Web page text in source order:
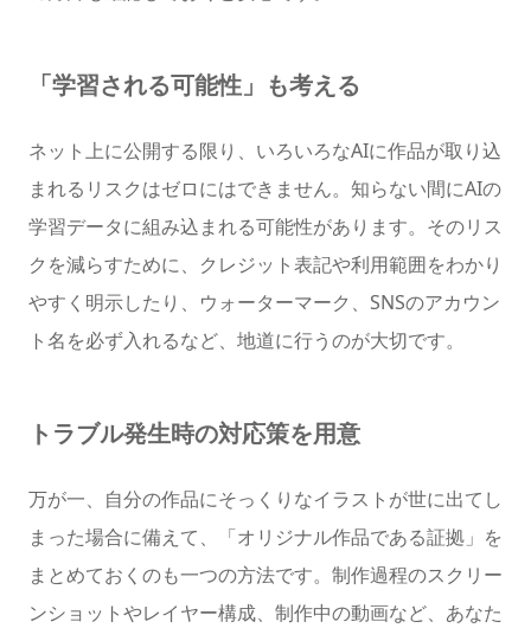
「学習される可能性」も考える
ネット上に公開する限り、いろいろなAIに作品が取り込
まれるリスクはゼロにはできません。知らない間にAIの
学習データに組み込まれる可能性があります。そのリス
クを減らすために、クレジット表記や利用範囲をわかり
やすく明示したり、ウォーターマーク、SNSのアカウン
ト名を必ず入れるなど、地道に行うのが大切です。
トラブル発生時の対応策を用意
万が一、自分の作品にそっくりなイラストが世に出てし
まった場合に備えて、「オリジナル作品である証拠」を
まとめておくのも一つの方法です。制作過程のスクリー
ンショットやレイヤー構成、制作中の動画など、あなた